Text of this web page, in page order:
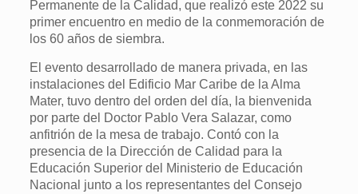
Permanente de la Calidad, que realizó este 2022 su
primer encuentro en medio de la conmemoración de
los 60 años de siembra.
El evento desarrollado de manera privada, en las
instalaciones del Edificio Mar Caribe de la Alma
Mater, tuvo dentro del orden del día, la bienvenida
por parte del Doctor Pablo Vera Salazar, como
anfitrión de la mesa de trabajo. Contó con la
presencia de la Dirección de Calidad para la
Educación Superior del Ministerio de Educación
Nacional junto a los representantes del Consejo